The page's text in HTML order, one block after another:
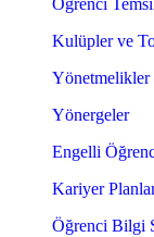
Öğrenci
Kulüpler ve
Yönetmelikler
Yönergeler
Engelli
Kariyer
Öğrenci Bilgi